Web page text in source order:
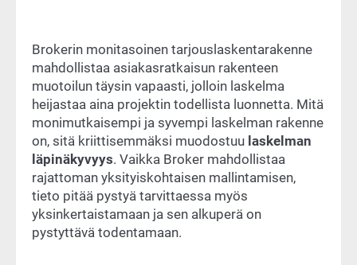
Brokerin monitasoinen tarjouslaskentarakenne
mahdollistaa asiakasratkaisun rakenteen
muotoilun täysin vapaasti, jolloin laskelma
heijastaa aina projektin todellista luonnetta. Mitä
monimutkaisempi ja syvempi laskelman rakenne
on, sitä kriittisemmäksi muodostuu laskelman
läpinäkyvyys. Vaikka Broker mahdollistaa
rajattoman yksityiskohtaisen mallintamisen,
tieto pitää pystyä tarvittaessa myös
yksinkertaistamaan ja sen alkuperä on
pystyttävä todentamaan.